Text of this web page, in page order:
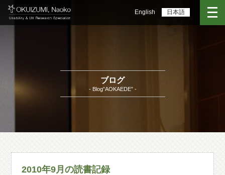
English 日本語
ブログ
- Blog”AOKAEDE” -
2010年9月の読書記録